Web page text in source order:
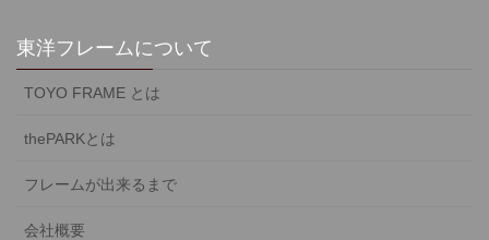
東洋フレームについて
TOYO FRAME とは
thePARKとは
フレームが出来るまで
会社概要